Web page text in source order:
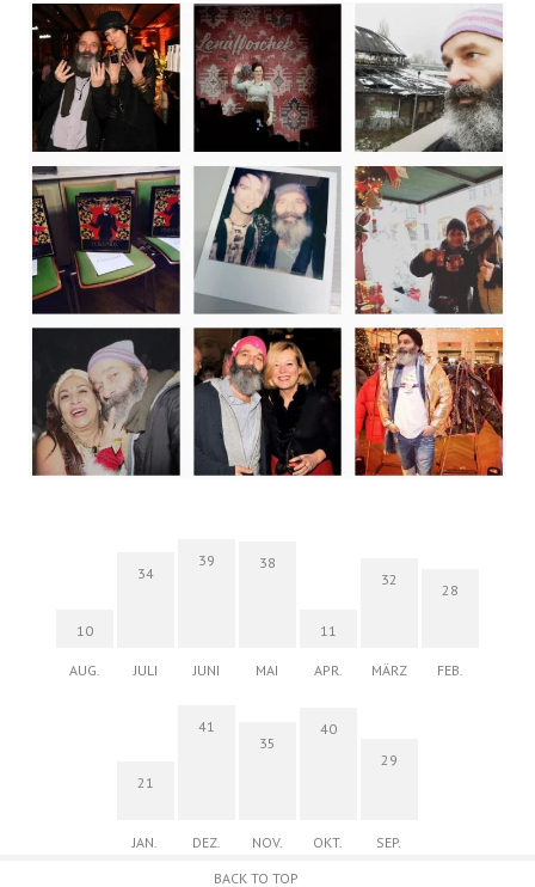
10
AUG.
34
JULI
39
JUNI
38
MAI
11
APR.
32
MÄRZ
28
FEB.
21
JAN.
41
DEZ.
35
NOV.
40
OKT.
29
SEP.
BACK TO TOP